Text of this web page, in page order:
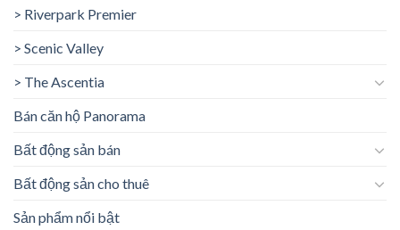
> Riverpark Premier
> Scenic Valley
> The Ascentia
Bán căn hộ Panorama
Bất động sản bán
Bất động sản cho thuê
Sản phẩm nổi bật